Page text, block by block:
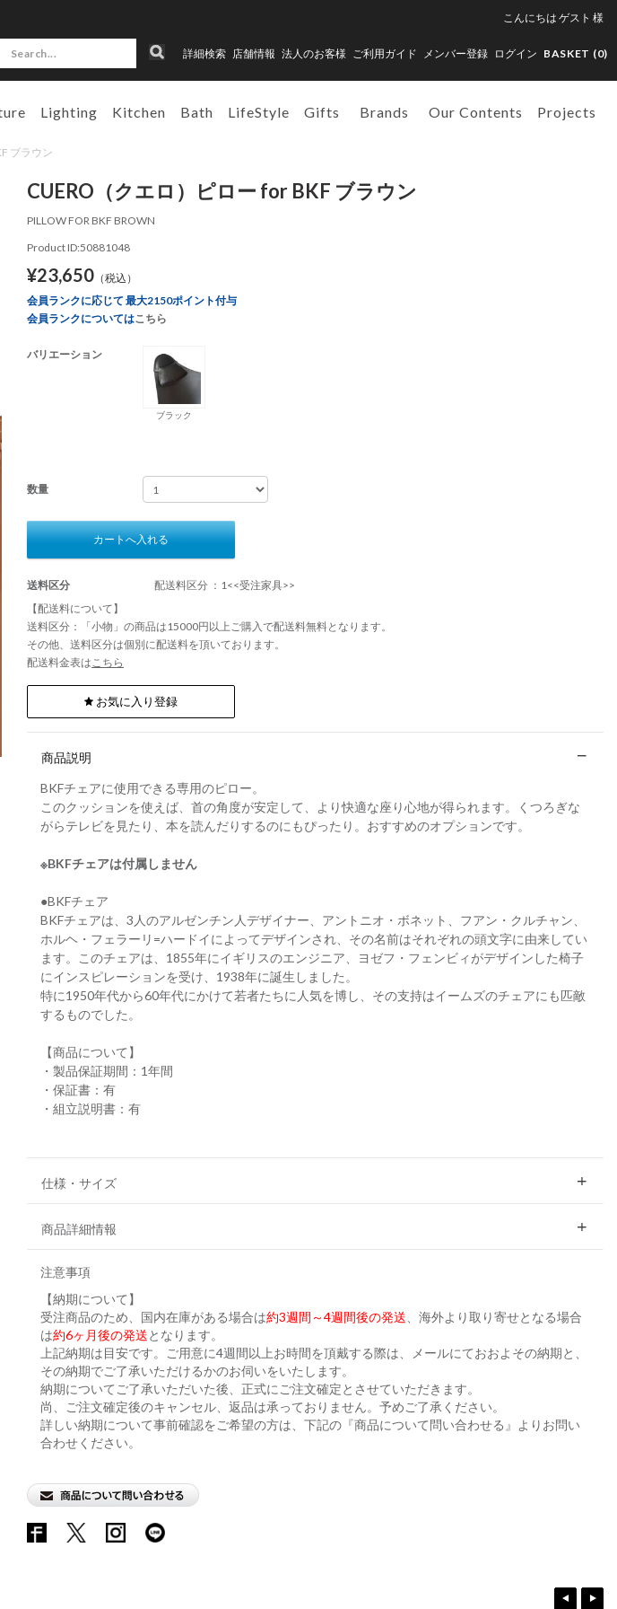
こんにちは ゲスト 様
詳細検索 店舗情報 法人のお客様 ご利用ガイド メンバー登録 ログイン BASKET (0)
Lighting Kitchen Bath LifeStyle Gifts Brands Our Contents Projects
ブラウン
CUERO（クエロ）ピロー for BKF ブラウン
PILLOW FOR BKF BROWN
Product ID:50881048
¥23,650（税込）
会員ランクに応じて 最大2150ポイント付与
会員ランクについてはこちら
バリエーション
ブラック
数量
カートへ入れる
送料区分
配送料区分 ：1<<受注家具>>
【配送料について】
送料区分：「小物」の商品は15000円以上ご購入で配送料無料となります。
その他、送料区分は個別に配送料を頂いております。
配送料金表はこちら
お気に入り登録
商品説明
BKFチェアに使用できる専用のピロー。
このクッションを使えば、首の角度が安定して、より快適な座り心地が得られます。くつろぎな
がらテレビを見たり、本を読んだりするのにもぴったり。おすすめのオプションです。
※BKFチェアは付属しません
●BKFチェア
BKFチェアは、3人のアルゼンチン人デザイナー、アントニオ・ボネット、フアン・クルチャン、
ホルヘ・フェラーリ=ハードイによってデザインされ、その名前はそれぞれの頭文字に由来してい
ます。このチェアは、1855年にイギリスのエンジニア、ヨゼフ・フェンビィがデザインした椅子
にインスピレーションを受け、1938年に誕生しました。
特に1950年代から60年代にかけて若者たちに人気を博し、その支持はイームズのチェアにも匹敵
するものでした。
【商品について】
・製品保証期間：1年間
・保証書：有
・組立説明書：有
仕様・サイズ
商品詳細情報
注意事項
【納期について】
受注商品のため、国内在庫がある場合は約3週間～4週間後の発送 、海外より取り寄せとなる場合
は約6ヶ月後の発送となります。
上記納期は目安です。ご用意に4週間以上お時間を頂戴する際は、メールにておおよその納期と、
その納期でご了承いただけるかのお伺いをいたします。
納期についてご了承いただいた後、正式にご注文確定とさせていただきます。
尚、ご注文確定後のキャンセル、返品は承っておりません。予めご了承ください。
詳しい納期について事前確認をご希望の方は、下記の『商品について問い合わせる』よりお問い
合わせください。